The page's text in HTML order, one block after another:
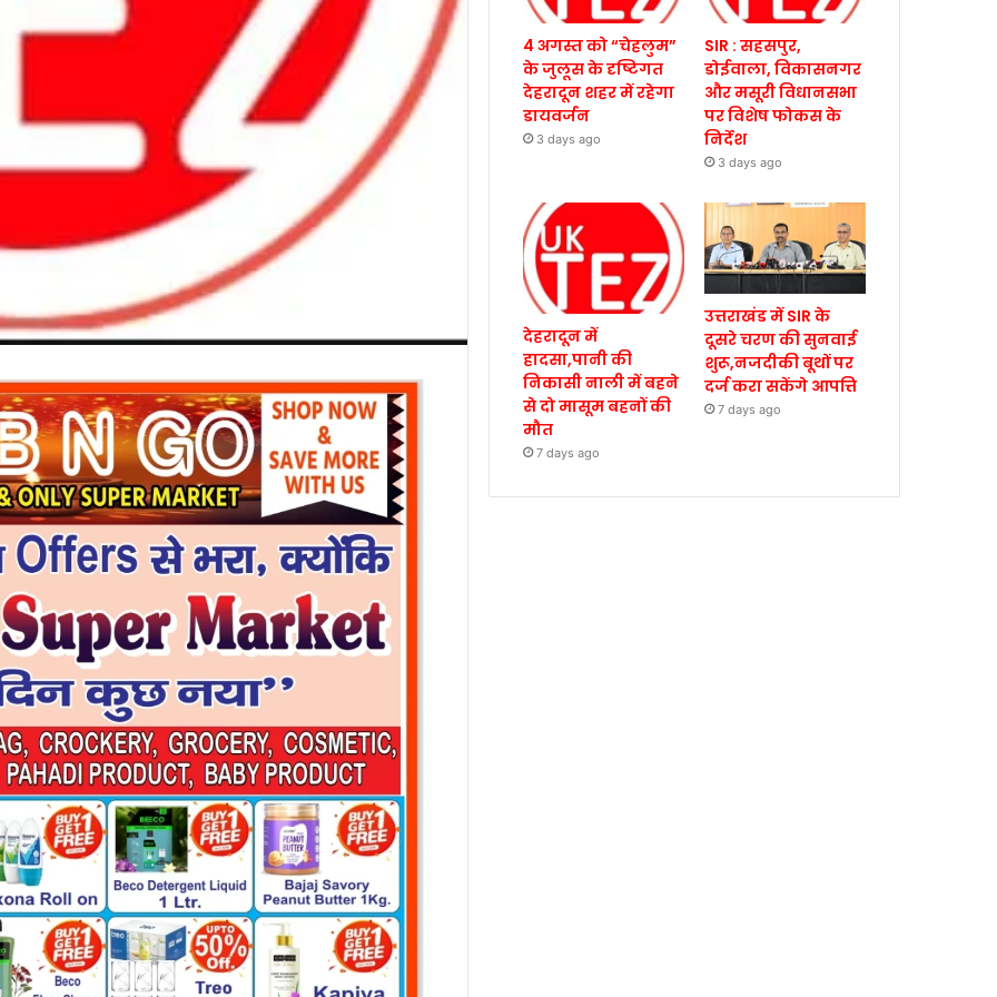
4 अगस्त को “चेहलुम”
के जुलूस के दृष्टिगत
देहरादून शहर में रहेगा
डायवर्जन
3 days ago
SIR : सहसपुर,
डोईवाला, विकासनगर
और मसूरी विधानसभा
पर विशेष फोकस के
निर्देश
3 days ago
देहरादून में
हादसा,पानी की
निकासी नाली में बहने
से दो मासूम बहनों की
मौत
7 days ago
उत्तराखंड में SIR के
दूसरे चरण की सुनवाई
शुरू,नजदीकी बूथों पर
दर्ज करा सकेंगे आपत्ति
7 days ago